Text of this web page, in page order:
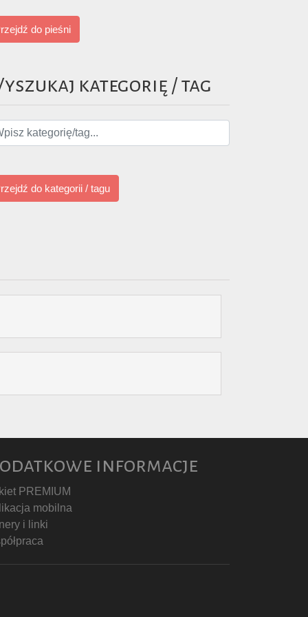
do pieśni
kategorię / tag
do kategorii / tagu
informacje
PREMIUM
mobilna
i linki